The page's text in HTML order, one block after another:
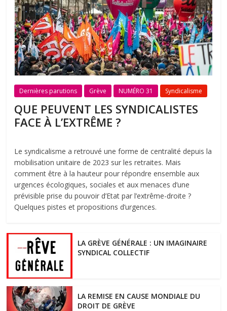
Dernières parutions Grève NUMÉRO 31 Syndicalisme
QUE PEUVENT LES SYNDICALISTES
FACE À L’EXTRÊME ?
Le syndicalisme a retrouvé une forme de centralité depuis la
mobilisation unitaire de 2023 sur les retraites. Mais
comment être à la hauteur pour répondre ensemble aux
urgences écologiques, sociales et aux menaces d’une
prévisible prise du pouvoir d’Etat par l’extrême-droite ?
Quelques pistes et propositions d’urgences.
LA GRÈVE GÉNÉRALE : UN IMAGINAIRE
SYNDICAL COLLECTIF
LA REMISE EN CAUSE MONDIALE DU
DROIT DE GRÈVE